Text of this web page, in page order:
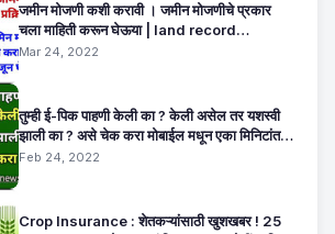
जमीन मोजणी कशी करावी । जमीन मोजणीचे प्रकार
चला माहिती करून घेऊया | land record
maharashtra
Mar 24, 2022
तुम्ही ई-पिक पाहणी केली का ? केली असेल तर यशस्वी
झाली का ? असे चेक करा मोबाईल मधून एका मिनिटांत.
E Pik Pahani Status Check
Feb 24, 2022
Crop Insurance : शेतकऱ्यांसाठी खुशखबर ! 25